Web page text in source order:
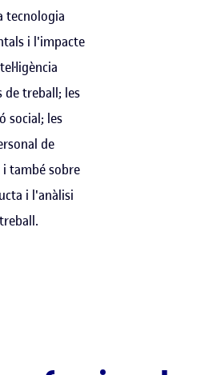
tecnologia
i l'impacte
de treball; les
social; les
de
també sobre
i l'anàlisi